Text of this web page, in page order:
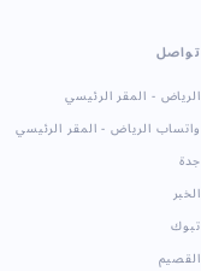
تواصل
الرياض - المقر الرئيسي
واتساب الرياض - المقر الرئيسي
جدة
الخبر
تبوك
القصيم